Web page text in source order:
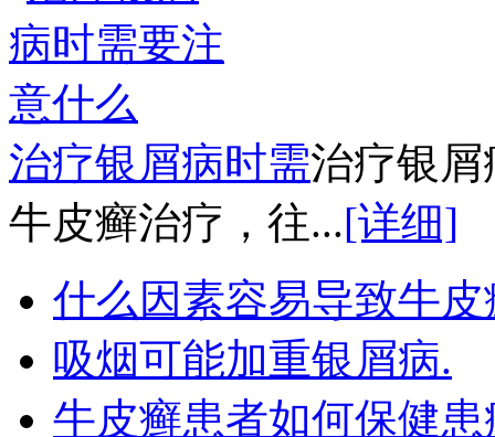
治疗银屑病时需治疗银
牛皮癣治疗，往...[详细]
什么因素容易导致牛皮
吸烟可能加重银屑病.
牛皮癣患者如何保健